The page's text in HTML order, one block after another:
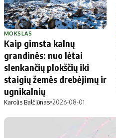
MOKSLAS
Kaip gimsta kalnų
grandinės: nuo lėtai
slenkančių plokščių iki
staigių žemės drebėjimų ir
ugnikalnių
Karolis Balčiūnas•2026-08-01